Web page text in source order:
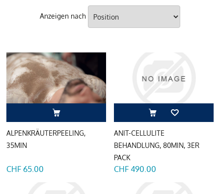
Anzeigen nach
ALPENKRÄUTERPEELING,
35MIN
CHF 65.00
ANIT-CELLULITE
BEHANDLUNG, 80MIN, 3ER
PACK
CHF 490.00